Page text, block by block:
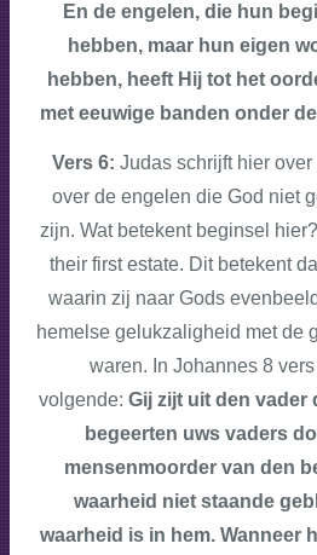
En de engelen, die hun
hebben, maar hun eigen
hebben, heeft Hij tot het
met eeuwige banden onder
Vers 6: Judas schrijft hier
over de engelen die God niet
zijn. Wat betekent beginsel
their first estate. Dit betekent
waarin zij naar Gods
hemelse gelukzaligheid met de
waren. In Johannes 8
volgende: Gij zijt uit den vader
begeerten uws vaders
mensenmoorder van den
waarheid niet staande
waarheid is in hem. Wanneer